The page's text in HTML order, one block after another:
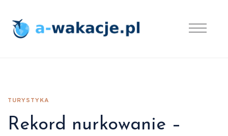
TURYSTYKA
Rekord nurkowanie –